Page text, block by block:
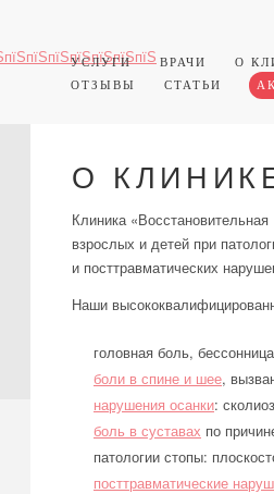
УСЛУГИ ВРАЧИ
О
ОТЗЫВЫ
СТАТЬИ
О
Клиника
взрослых и детей при
и посттравматических
Наши
головная боль,
боли в спине и шее,
нарушения осанки:
боль в суставах по
патологии стопы:
посттравматические